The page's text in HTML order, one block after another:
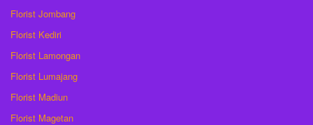
Florist Jombang
Florist Kediri
Florist Lamongan
Florist Lumajang
Florist Madiun
Florist Magetan